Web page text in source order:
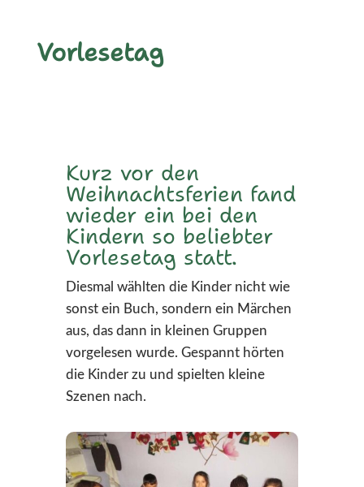
Vorlesetag
Kurz vor den
Weihnachtsferien fand
wieder ein bei den
Kindern so beliebter
Vorlesetag statt.
Diesmal wählten die Kinder nicht wie
sonst ein Buch, sondern ein Märchen
aus, das dann in kleinen Gruppen
vorgelesen wurde. Gespannt hörten
die Kinder zu und spielten kleine
Szenen nach.